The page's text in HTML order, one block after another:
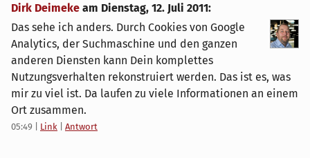
Dirk Deimeke am Dienstag, 12. Juli 2011:
Das sehe ich anders. Durch Cookies von Google
Analytics, der Suchmaschine und den ganzen
anderen Diensten kann Dein komplettes
Nutzungsverhalten rekonstruiert werden. Das ist es, was
mir zu viel ist. Da laufen zu viele Informationen an einem
Ort zusammen.
05:49 Link Antwort